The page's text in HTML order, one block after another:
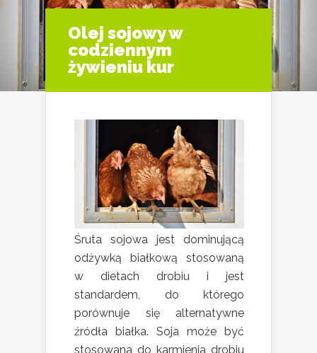
Olej sojowy w
codziennym
żywieniu kur
Śruta sojowa jest dominującą
odżywką białkową stosowaną
w dietach drobiu i jest
standardem, do którego
porównuje się alternatywne
źródła białka. Soja może być
stosowana do karmienia drobiu